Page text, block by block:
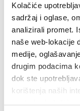
Kolačiće
sadržaj i oglase,
analizirali promet.
naše web-lokacije
medije,
drugim podacima
dok ste
korištenja naših
amely nott,
alkotta, de
eredeti dalmát
tipikus
utcákat és
Körülbelül 16
Štafilić, Kaštel